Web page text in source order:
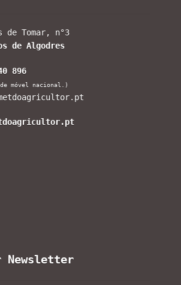
de Tomar, n°3
de Algodres
896
móvel nacional.)
Newsletter